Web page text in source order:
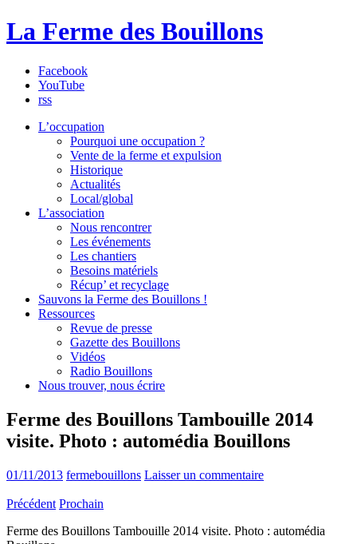
La Ferme des Bouillons
Facebook
YouTube
rss
L’occupation
Pourquoi une occupation ?
Vente de la ferme et expulsion
Historique
Actualités
Local/global
L’association
Nous rencontrer
Les événements
Les chantiers
Besoins matériels
Récup’ et recyclage
Sauvons la Ferme des Bouillons !
Ressources
Revue de presse
Gazette des Bouillons
Vidéos
Radio Bouillons
Nous trouver, nous écrire
Ferme des Bouillons Tambouille 2014
visite. Photo : automédia Bouillons
01/11/2013 fermebouillons Laisser un commentaire
Précédent Prochain
Ferme des Bouillons Tambouille 2014 visite. Photo : automédia